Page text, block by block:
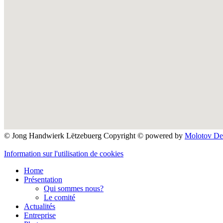
© Jong Handwierk Lëtzebuerg Copyright © powered by Molotov
Information sur l'utilisation de cookies
Home
Présentation
Qui sommes nous?
Le comité
Actualités
Entreprise